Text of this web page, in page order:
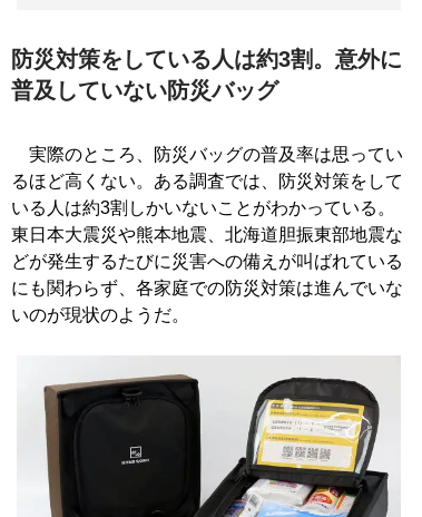
防災対策をしている人は約3割。意外に
普及していない防災バッグ
実際のところ、防災バッグの普及率は思ってい
るほど高くない。ある調査では、防災対策をして
いる人は約3割しかいないことがわかっている。
東日本大震災や熊本地震、北海道胆振東部地震な
どが発生するたびに災害への備えが叫ばれている
にも関わらず、各家庭での防災対策は進んでいな
いのが現状のようだ。